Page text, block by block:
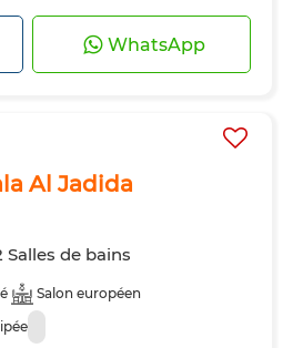
WhatsApp
Al Jadida
Salles de bains
Salon européen